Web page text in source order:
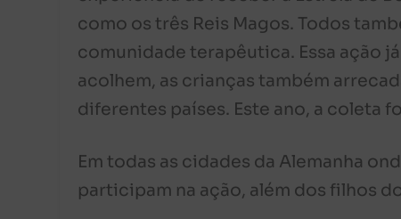
como os três Reis Magos. Todos
comunidade terapêutica. Essa ação
acolhem, as crianças também
diferentes países. Este ano, a coleta
Em todas as cidades da Alemanha
participam na ação, além dos filhos